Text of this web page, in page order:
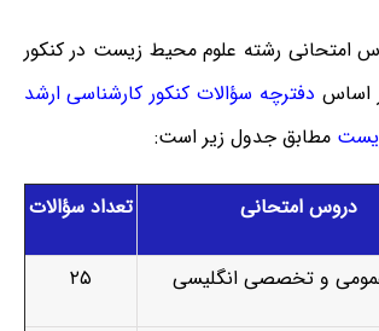
امتحانی رشته علوم محیط زیست در کنکور
اساس دفترچه سؤالات کنکور کارشناسی ارشد
مطابق جدول زیر است:
دروس امتحانی تعداد سؤالات
و تخصصی انگلیسی ۲۵